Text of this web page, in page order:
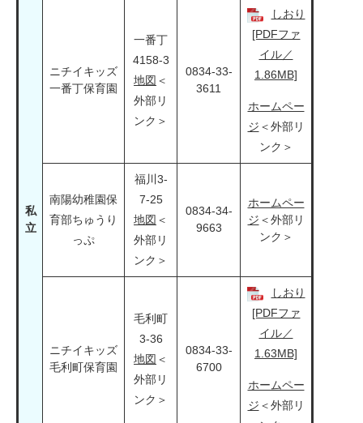
私
立
ニチイキッズ
一番丁保育園
一番丁
4158-3
地図 ＜
外部リ
ンク＞
0834-33-
3611
しおり
[PDFファ
イル／
1.86MB]
ホームペー
ジ ＜外部リ
ンク＞
南陽幼稚園保
育部ちゅうり
っぷ
福川3-
7-25
地図 ＜
外部リ
ンク＞
0834-34-
9663
ホームペー
ジ ＜外部リ
ンク＞
ニチイキッズ
毛利町保育園
毛利町
3-36
地図 ＜
外部リ
ンク＞
0834-33-
6700
しおり
[PDFファ
イル／
1.63MB]
ホームペー
ジ ＜外部リ